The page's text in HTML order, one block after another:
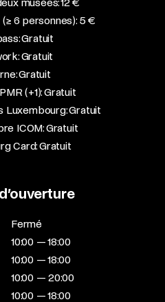
musées: 12 €
6 personnes): 5 €
Gratuit
Gratuit
Gratuit
(+1): Gratuit
Luxembourg: Gratuit
ICOM: Gratuit
Card: Gratuit
Fermé
10:00 — 18:00
10:00 — 18:00
10:00 — 20:00
10:00 — 18:00